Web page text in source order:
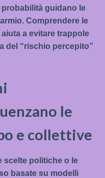
guidano le
Comprendere le
a evitare trappole
del “rischio percepito”
le
e collettive
scelte politiche o le
basate su modelli